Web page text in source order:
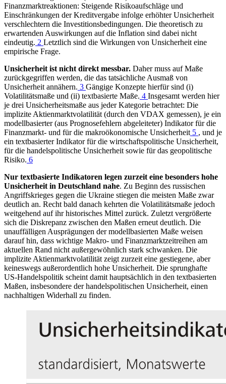
Finanzmarktreaktionen: Steigende Risikoaufschläge und
Einschränkungen der Kreditvergabe infolge erhöhter Unsicherheit
verschlechtern die Investitionsbedingungen. Die theoretisch zu
erwartenden Auswirkungen auf die Inflation sind dabei nicht
eindeutig. 2 Letztlich sind die Wirkungen von Unsicherheit eine
empirische Frage.
Unsicherheit ist nicht direkt messbar. Daher muss auf Maße
zurückgegriffen werden, die das tatsächliche Ausmaß von
Unsicherheit annähern. 3 Gängige Konzepte hierfür sind (i)
Volatilitätsmaße und (ii) textbasierte Maße. 4 Insgesamt werden hier
je drei Unsicherheitsmaße aus jeder Kategorie betrachtet: Die
implizite Aktienmarktvolatilität (durch den VDAX gemessen), je ein
modellbasierter (aus Prognosefehlern abgeleiteter) Indikator für die
Finanzmarkt- und für die makroökonomische Unsicherheit 5 , und je
ein textbasierter Indikator für die wirtschaftspolitische Unsicherheit,
für die handelspolitische Unsicherheit sowie für das geopolitische
Risiko. 6
Nur textbasierte Indikatoren legen zurzeit eine besonders hohe
Unsicherheit in Deutschland nahe. Zu Beginn des russischen
Angriffskrieges gegen die Ukraine stiegen die meisten Maße zwar
deutlich an. Recht bald danach kehrten die Volatilitätsmaße jedoch
weitgehend auf ihr historisches Mittel zurück. Zuletzt vergrößerte
sich die Diskrepanz zwischen den Maßen erneut deutlich. Die
unauffälligen Ausprägungen der modellbasierten Maße weisen
darauf hin, dass wichtige Makro- und Finanzmarktzeitreihen am
aktuellen Rand nicht außergewöhnlich stark schwanken. Die
implizite Aktienmarktvolatilität zeigt zurzeit eine gestiegene, aber
keineswegs außerordentlich hohe Unsicherheit. Die sprunghafte
US-Handelspolitik scheint damit hauptsächlich in den textbasierten
Maßen, insbesondere der handelspolitischen Unsicherheit, einen
nachhaltigen Widerhall zu finden.